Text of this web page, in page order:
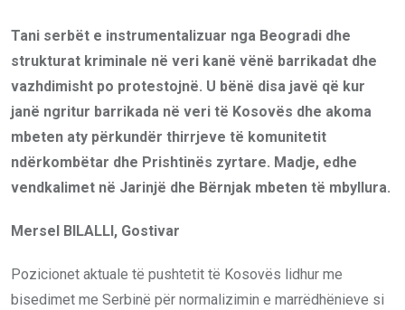
Tani serbët e instrumentalizuar nga Beogradi dhe
strukturat kriminale në veri kanë vënë barrikadat dhe
vazhdimisht po protestojnë. U bënë disa javë që kur
janë ngritur barrikada në veri të Kosovës dhe akoma
mbeten aty përkundër thirrjeve të komunitetit
ndërkombëtar dhe Prishtinës zyrtare. Madje, edhe
vendkalimet në Jarinjë dhe Bërnjak mbeten të mbyllura.
Mersel BILALLI, Gostivar
Pozicionet aktuale të pushtetit të Kosovës lidhur me
bisedimet me Serbinë për normalizimin e marrëdhënieve si